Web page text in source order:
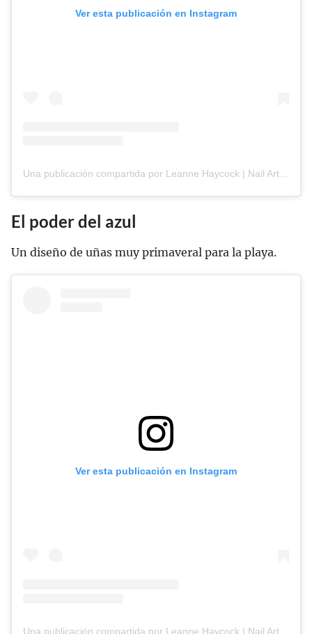
Ver esta publicación en Instagram
Una publicación compartida por Leanne Haycock | Nail Artist & Educator ◡̈ (@leannehaycock_)
El poder del azul
Un diseño de uñas muy primaveral para la playa.
Ver esta publicación en Instagram